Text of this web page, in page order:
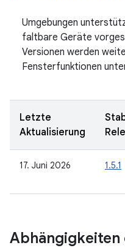
Umgebungen
faltbare Geräte
Versionen werden
Fensterfunktionen
Letzte
Aktualisierung
17. Juni 2026 1.5.1